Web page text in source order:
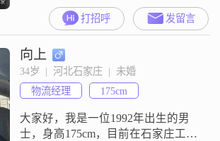
是165厘米，目前的月收入在5001到
8000元之间。虽然我的学历是高中
及以下，但我一直保持着学习和进
步的态度。在生活中，我自认为是
一个稳重可靠的人，责任感强，随
和易相处。我相信，成熟稳重是处
理生活各种问题的基础。我性格乐
观积极，总是以真诚的态度面对每
一个
打招呼 发留言
向上
34岁  |  河北石家庄  |  未婚
物流经理
175cm
大家好，我是一位1992年出生的男
士，身高175cm，目前在石家庄工作